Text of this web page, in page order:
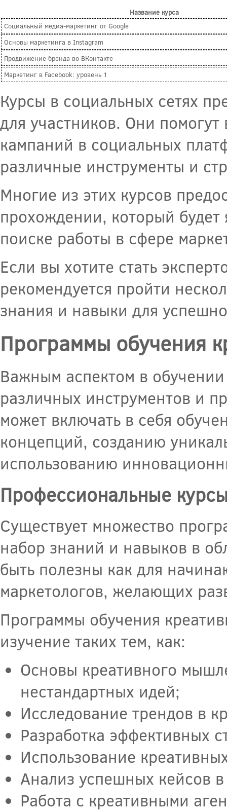
Название курса
Социальный медиа-маркетинг от Google
Основы маркетинга в Instagram
Продвижение бренда во ВКонтакте
Маркетинг в Facebook: уровень 1
Курсы в социальных сетях
для участников. Они
кампаний в социальных
различные инструменты и
Многие из этих курсов
прохождении, который
поиске работы в сфере
Если вы хотите стать
рекомендуется пройти
знания и навыки для
Программы обучения
Важным аспектом в обучении
различных инструментов и
может включать в себя
концепций, созданию
использованию
Профессиональные
Существует множество
набор знаний и навыков в
быть полезны как для
маркетологов, желающих
Программы обучения
изучение таких тем, как:
Основы креативного
нестандартных идей;
Исследование трендов в
Разработка эффективных
Использование
Анализ успешных кейсов
Работа с креативными